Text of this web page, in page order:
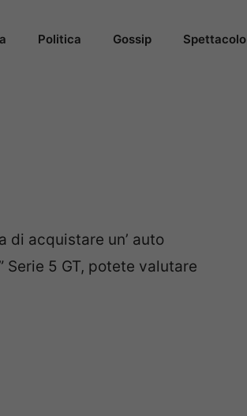
Politica Gossip Spettacolo
di acquistare un’ auto
5 GT, potete valutare